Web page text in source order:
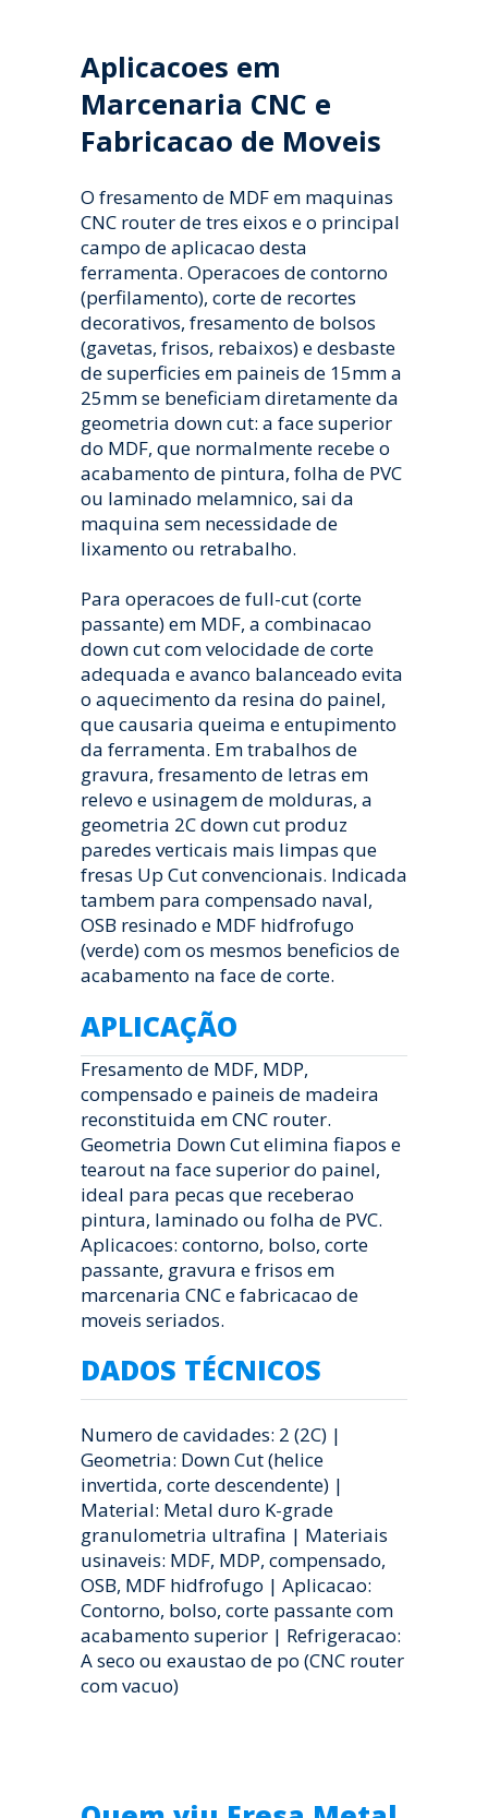
Aplicacoes em
Marcenaria CNC e
Fabricacao de Moveis
O fresamento de MDF em maquinas
CNC router de tres eixos e o principal
campo de aplicacao desta
ferramenta. Operacoes de contorno
(perfilamento), corte de recortes
decorativos, fresamento de bolsos
(gavetas, frisos, rebaixos) e desbaste
de superficies em paineis de 15mm a
25mm se beneficiam diretamente da
geometria down cut: a face superior
do MDF, que normalmente recebe o
acabamento de pintura, folha de PVC
ou laminado melamnico, sai da
maquina sem necessidade de
lixamento ou retrabalho.
Para operacoes de full-cut (corte
passante) em MDF, a combinacao
down cut com velocidade de corte
adequada e avanco balanceado evita
o aquecimento da resina do painel,
que causaria queima e entupimento
da ferramenta. Em trabalhos de
gravura, fresamento de letras em
relevo e usinagem de molduras, a
geometria 2C down cut produz
paredes verticais mais limpas que
fresas Up Cut convencionais. Indicada
tambem para compensado naval,
OSB resinado e MDF hidfrofugo
(verde) com os mesmos beneficios de
acabamento na face de corte.
APLICAÇÃO
Fresamento de MDF, MDP,
compensado e paineis de madeira
reconstituida em CNC router.
Geometria Down Cut elimina fiapos e
tearout na face superior do painel,
ideal para pecas que receberao
pintura, laminado ou folha de PVC.
Aplicacoes: contorno, bolso, corte
passante, gravura e frisos em
marcenaria CNC e fabricacao de
moveis seriados.
DADOS TÉCNICOS
Numero de cavidades: 2 (2C) |
Geometria: Down Cut (helice
invertida, corte descendente) |
Material: Metal duro K-grade
granulometria ultrafina | Materiais
usinaveis: MDF, MDP, compensado,
OSB, MDF hidfrofugo | Aplicacao:
Contorno, bolso, corte passante com
acabamento superior | Refrigeracao:
A seco ou exaustao de po (CNC router
com vacuo)